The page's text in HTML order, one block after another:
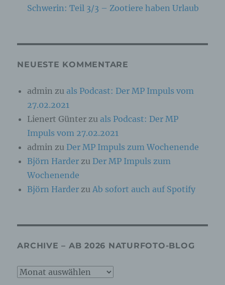
Schwerin: Teil 3/3 – Zootiere haben Urlaub
NEUESTE KOMMENTARE
admin zu als Podcast: Der MP Impuls vom
27.02.2021
Lienert Günter zu als Podcast: Der MP
Impuls vom 27.02.2021
admin zu Der MP Impuls zum Wochenende
Björn Harder zu Der MP Impuls zum
Wochenende
Björn Harder zuAb sofort auch auf Spotify
ARCHIVE – AB 2026 NATURFOTO-BLOG
Archive
Verfügung.
Vorschriften Angaben, die eine schnelle
Kommunikation mit uns ermöglichen, was
sogenannten elektronischen Post (E-Mail-
Adresse) umfasst. Sofern eine betroffene Person
Kontakt mit dem für die Verarbeitung
Verantwortlichen aufnimmt, werden die von der
betroffenen Person übermittelten
personenbezogenen Daten automatisch
gespeichert. Solche auf freiwilliger Basis von einer
betroffenen Person an den für die Verarbeitung
Verantwortlichen übermittelten
Weitergabe dieser personenbezogenen Daten an
Kommentarfunktion im Blog auf der